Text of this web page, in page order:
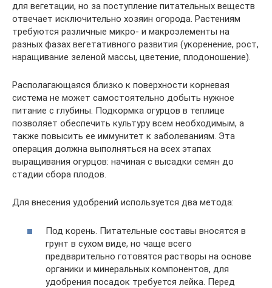
для вегетации, но за поступление питательных веществ
отвечает исключительно хозяин огорода. Растениям
требуются различные микро- и макроэлементы на
разных фазах вегетативного развития (укоренение, рост,
наращивание зеленой массы, цветение, плодоношение).
Располагающаяся близко к поверхности корневая
система не может самостоятельно добыть нужное
питание с глубины. Подкормка огурцов в теплице
позволяет обеспечить культуру всем необходимым, а
также повысить ее иммунитет к заболеваниям. Эта
операция должна выполняться на всех этапах
выращивания огурцов: начиная с высадки семян до
стадии сбора плодов.
Для внесения удобрений используется два метода:
Под корень. Питательные составы вносятся в
грунт в сухом виде, но чаще всего
предварительно готовятся растворы на основе
органики и минеральных компонентов, для
удобрения посадок требуется лейка. Перед